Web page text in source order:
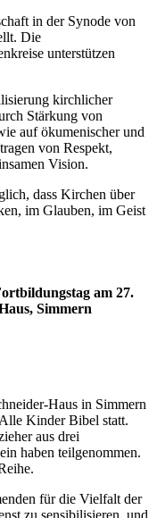
in der Synode von
Die
unterstützen
kirchlicher
Stärkung von
auf ökumenischer und
von Respekt,
Vision.
dass Kirchen über
im Glauben, im Geist
am 27.
Simmern
Haus in Simmern
Kinder Bibel statt.
aus drei
haben teilgenommen.
für die Vielfalt der
zu sensibilisieren, und